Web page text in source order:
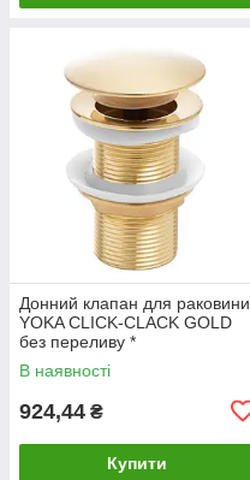
Донний клапан для раковини
YOKA CLICK-CLACK GOLD
без переливу *
В наявності
924,44 ₴
Купити